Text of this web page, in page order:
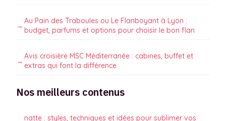
Au Pain des Traboules ou Le Flanboyant à Lyon :
budget, parfums et options pour choisir le bon flan
Avis croisière MSC Méditerranée : cabines, buffet et
extras qui font la différence
Nos meilleurs contenus
natte : styles, techniques et idées pour sublimer vos